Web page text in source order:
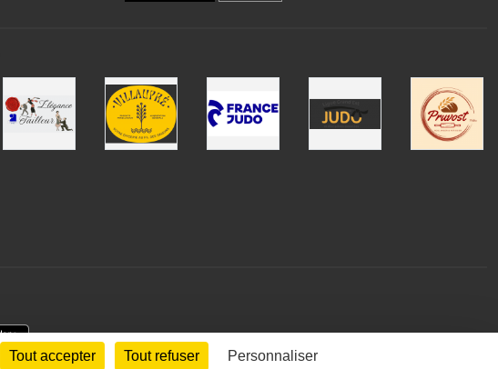
Tout accepter Tout refuser Personnaliser